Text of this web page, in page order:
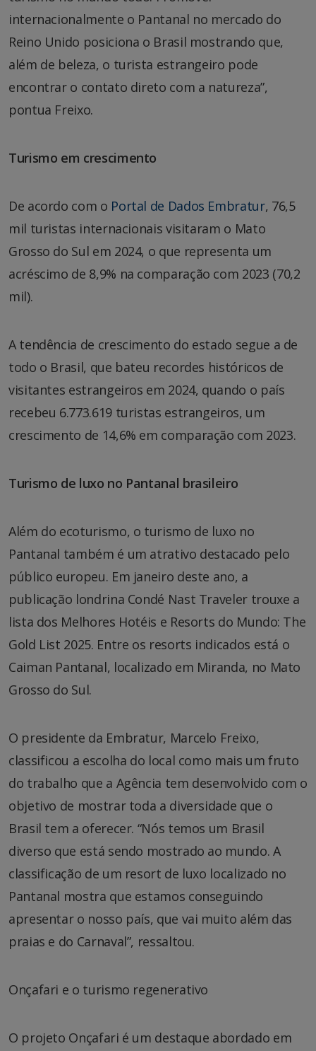
internacionalmente o Pantanal no mercado do
Reino Unido posiciona o Brasil mostrando que,
além de beleza, o turista estrangeiro pode
encontrar o contato direto com a natureza”,
pontua Freixo.
Turismo em crescimento
De acordo com o Portal de Dados Embratur, 76,5
mil turistas internacionais visitaram o Mato
Grosso do Sul em 2024, o que representa um
acréscimo de 8,9% na comparação com 2023 (70,2
mil).
A tendência de crescimento do estado segue a de
todo o Brasil, que bateu recordes históricos de
visitantes estrangeiros em 2024, quando o país
recebeu 6.773.619 turistas estrangeiros, um
crescimento de 14,6% em comparação com 2023.
Turismo de luxo no Pantanal brasileiro
Além do ecoturismo, o turismo de luxo no
Pantanal também é um atrativo destacado pelo
público europeu. Em janeiro deste ano, a
publicação londrina Condé Nast Traveler trouxe a
lista dos Melhores Hotéis e Resorts do Mundo: The
Gold List 2025. Entre os resorts indicados está o
Caiman Pantanal, localizado em Miranda, no Mato
Grosso do Sul.
O presidente da Embratur, Marcelo Freixo,
classificou a escolha do local como mais um fruto
do trabalho que a Agência tem desenvolvido com o
objetivo de mostrar toda a diversidade que o
Brasil tem a oferecer. “Nós temos um Brasil
diverso que está sendo mostrado ao mundo. A
classificação de um resort de luxo localizado no
Pantanal mostra que estamos conseguindo
apresentar o nosso país, que vai muito além das
praias e do Carnaval”, ressaltou.
Onçafari e o turismo regenerativo
O projeto Onçafari é um destaque abordado em